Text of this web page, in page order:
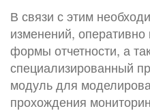
В связи с этим
изменений, оперативно
формы отчетности, а
специализированный
модуль для
прохождения